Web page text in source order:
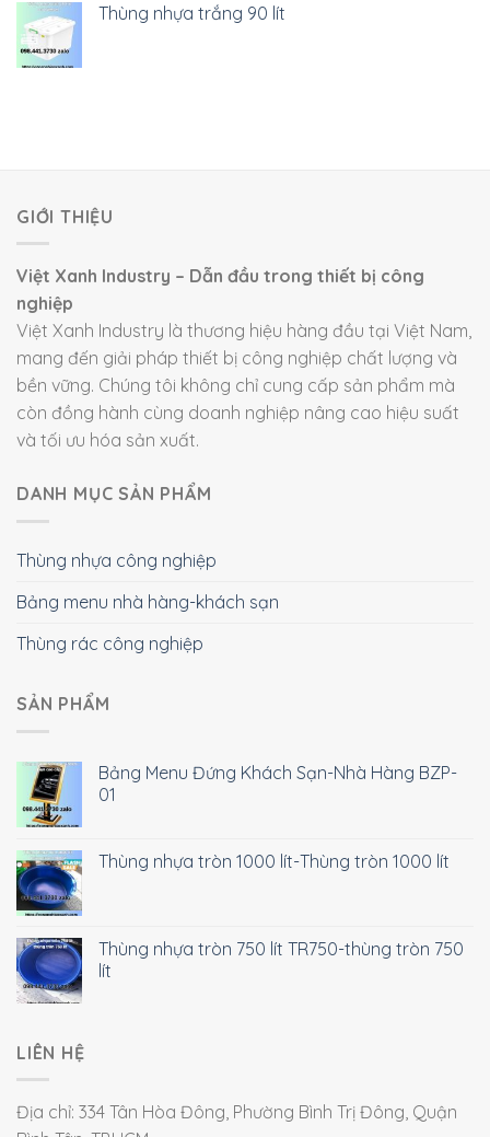
Thùng nhựa trắng 90 lít
GIỚI THIỆU
Việt Xanh Industry – Dẫn đầu trong thiết bị công
nghiệp
Việt Xanh Industry là thương hiệu hàng đầu tại Việt Nam,
mang đến giải pháp thiết bị công nghiệp chất lượng và
bền vững. Chúng tôi không chỉ cung cấp sản phẩm mà
còn đồng hành cùng doanh nghiệp nâng cao hiệu suất
và tối ưu hóa sản xuất.
DANH MỤC SẢN PHẨM
Thùng nhựa công nghiệp
Bảng menu nhà hàng-khách sạn
Thùng rác công nghiệp
SẢN PHẨM
Bảng Menu Đứng Khách Sạn-Nhà Hàng BZP-
01
Thùng nhựa tròn 1000 lít-Thùng tròn 1000 lít
Thùng nhựa tròn 750 lít TR750-thùng tròn 750
lít
LIÊN HỆ
Địa chỉ: 334 Tân Hòa Đông, Phường Bình Trị Đông, Quận